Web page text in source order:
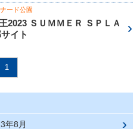
ード公園
2023 ＳＵＭＭＥＲ ＳＰＬＡ
イト
1
年8月
次の